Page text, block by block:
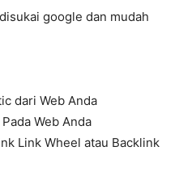
google dan mudah
dari Web Anda
Web Anda
Link Wheel atau Backlink